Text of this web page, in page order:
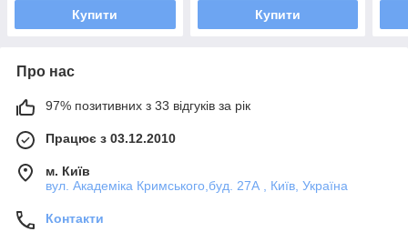
Купити Купити
Про нас
97% позитивних з 33 відгуків за рік
Працює з 03.12.2010
м. Київ
вул. Академіка Кримського,буд. 27А , Київ, Україна
Контакти